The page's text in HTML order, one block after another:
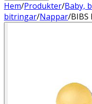
Hem/Produkter/Baby,
bitringar/Nappar/BIBS